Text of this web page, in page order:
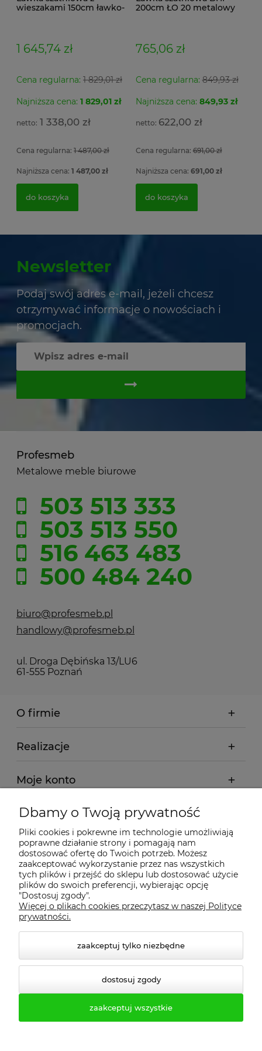
wieszakami 150cm ławko-
1 645,74 zł
Cena regularna: 1 829,01 zł
Najniższa cena: 1 829,01 zł
1 338,00 zł
Cena regularna: 1 487,00 zł
Najniższa cena: 1 487,00 zł
do koszyka
200cm ŁO 20 metalowy
765,06 zł
Cena regularna:849,93 zł
Najniższa cena: 849,93 zł
622,00 zł
Cena regularna:691,00 zł
Najniższa cena: 691,00 zł
do koszyka
Newsletter
Podaj swój adres e-mail, jeżeli chcesz
otrzymywać informacje o nowościach i
promocjach.
Profesmeb
Metalowe meble biurowe
503 513 333
503 513 550
516 463 483
500 484 240
biuro@profesmeb.pl
handlowy@profesmeb.pl
ul. Droga Dębińska 13/LU6
61-555 Poznań
O firmie
Realizacje
Moje konto
Regulamin
Dostawa - realizacja
Gwarancja i zwroty
Pomoc
Dbamy o Twoją prywatność
Pliki cookies i pokrewne im technologie umożliwiają
poprawne działanie strony i pomagają nam
dostosować ofertę do Twoich potrzeb. Możesz
zaakceptować wykorzystanie przez nas wszystkich
tych plików i przejść do sklepu lub dostosować użycie
plików do swoich preferencji, wybierając opcję
"Dostosuj zgody".
Więcej o plikach cookies przeczytasz w naszej Polityce
prywatności.
zaakceptuj tylko niezbędne
dostosuj zgody
zaakceptuj wszystkie